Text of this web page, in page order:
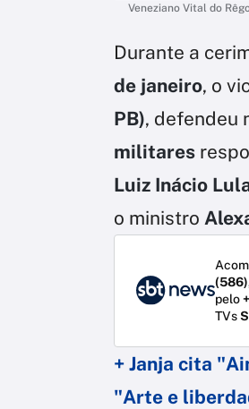
Veneziano Vital do
Durante a
de janeiro, o
PB), defendeu
militares
Luiz Inácio
o ministro
(586)
pelo
TVs
+ Janja cita
"Arte e